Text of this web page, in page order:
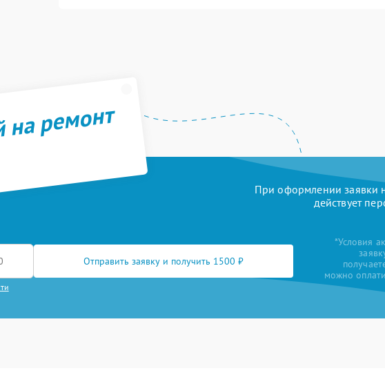
ремонт
При оформлении заявки
действует
Отправить заявку и получить 1500 ₽
*Условия
можно